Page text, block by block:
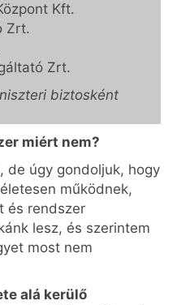
Kft.
Zrt.
Zrt.
biztosként
miért nem?
de úgy gondoljuk, hogy
működnek,
és rendszer
lesz, és szerintem
most nem
alá kerülő